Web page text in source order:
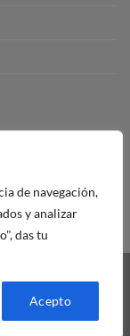
de navegación,
y analizar
das tu
Acepto
MasterCard
Online España.